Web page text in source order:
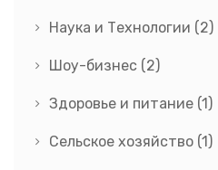
Наука и Технологии (2)
Шоу-бизнес (2)
Здоровье и питание (1)
Сельское хозяйство (1)